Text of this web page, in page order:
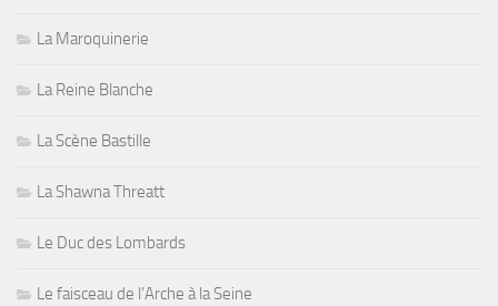
La Maroquinerie
La Reine Blanche
La Scène Bastille
La Shawna Threatt
Le Duc des Lombards
Le faisceau de l'Arche à la Seine